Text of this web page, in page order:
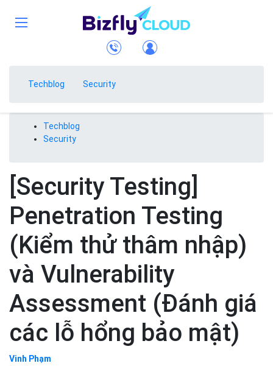
Techblog Security
Techblog
Security
[Security Testing]
Penetration Testing
(Kiểm thử thâm nhập)
và Vulnerability
Assessment (Đánh giá
các lỗ hổng bảo mật)
Vinh Phạm